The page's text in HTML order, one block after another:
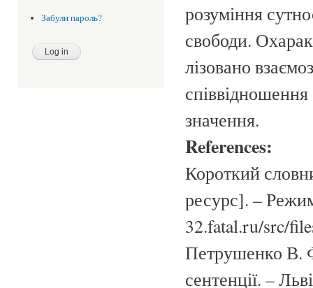
Забули пароль?
розуміння
свободи.
лізовано
співвідношення
значення.
References:
Короткий
ресурс]. –
32.fatal.ru/src/
Петрушенко В.
сентенції. –